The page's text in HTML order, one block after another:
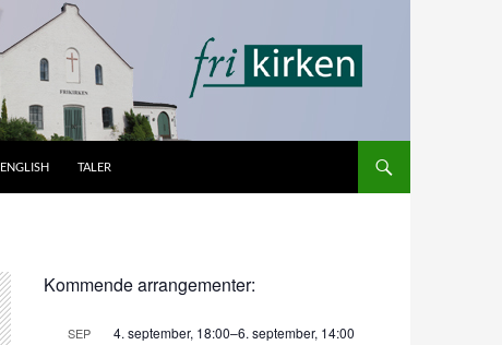
ENGLISH TALER
Kommende arrangementer:
SEP 4. september, 18:00–6. september, 14:00